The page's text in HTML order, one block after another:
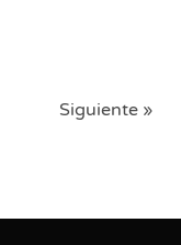
Siguiente »